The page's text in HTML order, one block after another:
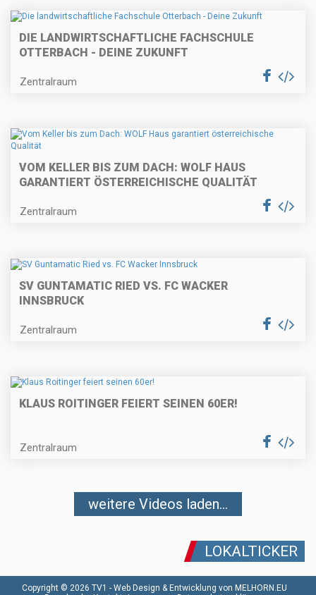
DIE LANDWIRTSCHAFTLICHE FACHSCHULE
OTTERBACH - DEINE ZUKUNFT
Zentralraum
VOM KELLER BIS ZUM DACH: WOLF HAUS
GARANTIERT ÖSTERREICHISCHE QUALITÄT
Zentralraum
SV GUNTAMATIC RIED VS. FC WACKER
INNSBRUCK
Zentralraum
KLAUS ROITINGER FEIERT SEINEN 60ER!
Zentralraum
weitere Videos laden...
LOKALTICKER
Copyright © 2026 TV1 - Web Design & Entwicklung von MELHORN.EU